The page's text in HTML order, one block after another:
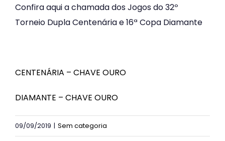
Esportes
Obras
Contato
Confira aqui a chamada dos Jogos do 32º
Torneio Dupla Centenária e 16ª Copa Diamante
CENTENÁRIA – CHAVE OURO
DIAMANTE – CHAVE OURO
09/09/2019 | Sem categoria